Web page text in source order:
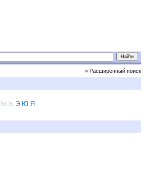
» Расширенный поиск
Ы Ь Э Ю Я